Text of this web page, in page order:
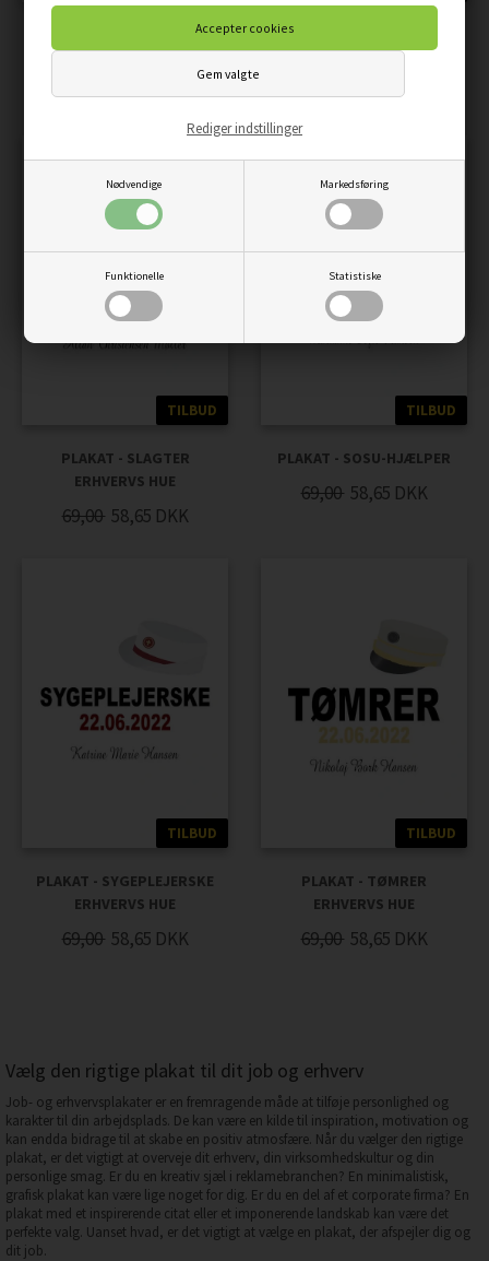
Nødvendige Markedsføring
Funktionelle Statistiske
Rediger indstillinger
PLAKAT - MURER ERHVERVS
69,00 58,65DKK
STUDENTERHUE
69,00 58,65DKK
TILBUD
PLAKAT - SLAGTER
ERHVERVS HUE
69,00 58,65 DKK
TILBUD
PLAKAT - SOSU-HJÆLPER
69,00 58,65 DKK
TILBUD
PLAKAT - SYGEPLEJERSKE
ERHVERVS HUE
69,00 58,65 DKK
TILBUD
PLAKAT - TØMRER
ERHVERVS HUE
69,00 58,65 DKK
Vælg den rigtige plakat til dit job og erhverv
Job- og erhvervsplakater er en fremragende måde at tilføje personlighed og
karakter til din arbejdsplads. De kan være en kilde til inspiration, motivation og
kan endda bidrage til at skabe en positiv atmosfære. Når du vælger den rigtige
plakat, er det vigtigt at overveje dit erhverv, din virksomhedskultur og din
personlige smag. Er du en kreativ sjæl i reklamebranchen? En minimalistisk,
grafisk plakat kan være lige noget for dig. Er du en del af et corporate firma? En
plakat med et inspirerende citat eller et imponerende landskab kan være det
perfekte valg. Uanset hvad, er det vigtigt at vælge en plakat, der afspejler dig og
dit job.